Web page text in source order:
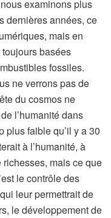
examinons plus
dernières années, ce
mais en
basées
fossiles.
ne verrons pas de
du cosmos ne
l’humanité dans
plus faible qu’il y a 30
à l’humanité, à
richesses, mais ce que
le contrôle des
leur permettrait de
le développement de